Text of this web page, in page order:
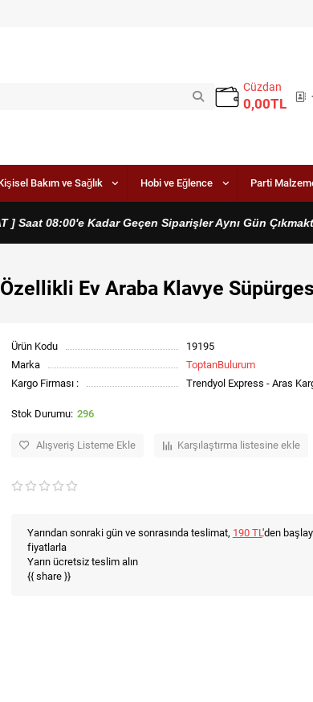
Cüzdan
0,00TL
Bakım ve Sağlık Hobi ve Eğlence Parti
08:00'e Kadar Geçen Siparişler Aynı Gün Çıkmaktadır.
Ev Araba Klavye
Ürün Kodu
19195
Marka
ToptanBulurum
Kargo Firması :
Trendyol Express - Aras
296
Alışveriş Listeme Ekle Karşılaştırma listesine ekle
Yarından sonraki gün ve sonrasında teslimat, 190 TL'den
fiyatlarla
Yarın ücretsiz teslim alın
{{ share }}